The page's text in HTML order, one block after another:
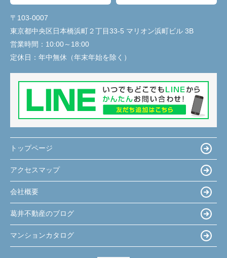
〒103-0007
東京都中央区日本橋浜町２丁目33-5 マリオン浜町ビル 3B
営業時間： 10:00～18:00
定休日： 年中無休（年末年始を除く）
トップページ
アクセスマップ
会社概要
葛井不動産のブログ
マンションカタログ